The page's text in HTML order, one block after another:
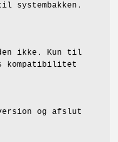
systembakken.
ikke. Kun til
kompatibilitet
og afslut